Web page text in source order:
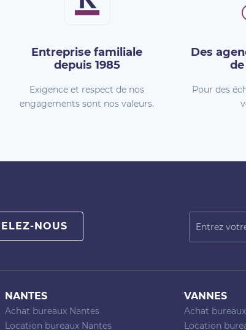
Entreprise familiale
depuis 1985
Exigence et respect de nos
engagements sont nos valeurs.
Des
Pour des
NOUS
NANTES
Achat bureaux Nantes
Location bureaux Nantes
VANNES
Achat
Location